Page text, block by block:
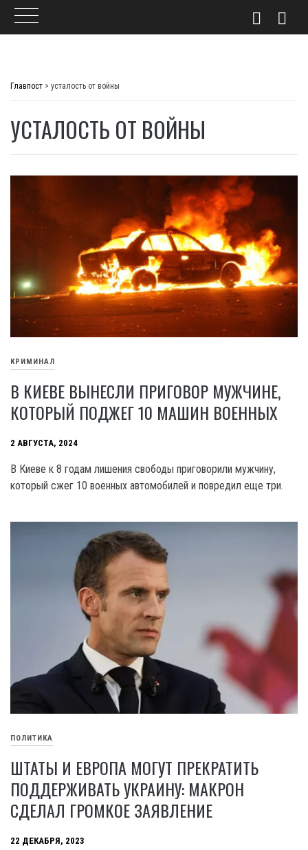
Главпост > усталость от войны
УСТАЛОСТЬ ОТ ВОЙНЫ
КРИМИНАЛ
В КИЕВЕ ВЫНЕСЛИ ПРИГОВОР МУЖЧИНЕ,
КОТОРЫЙ ПОДЖЕГ 10 МАШИН ВОЕННЫХ
2 АВГУСТА, 2024
В Киеве к 8 годам лишения свободы приговорили мужчину,
который сжег 10 военных автомобилей и повредил еще три.
ПОЛИТИКА
ШТАТЫ И ЕВРОПА МОГУТ ПРЕКРАТИТЬ
ПОДДЕРЖИВАТЬ УКРАИНУ: МАКРОН
СДЕЛАЛ ГРОМКОЕ ЗАЯВЛЕНИЕ
22 ДЕКАБРЯ, 2023